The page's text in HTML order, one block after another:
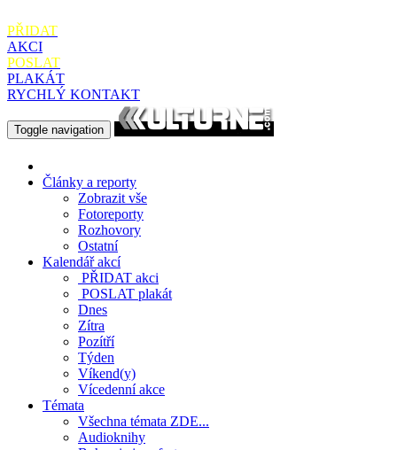
PŘIDAT
AKCI
POSLAT
PLAKÁT
RYCHLÝ KONTAKT
Toggle navigation
Články a reporty
Zobrazit vše
Fotoreporty
Rozhovory
Ostatní
Kalendář akcí
PŘIDAT akci
POSLAT plakát
Dnes
Zítra
Pozítří
Týden
Víkend(y)
Vícedenní akce
Témata
Všechna témata ZDE...
Audioknihy